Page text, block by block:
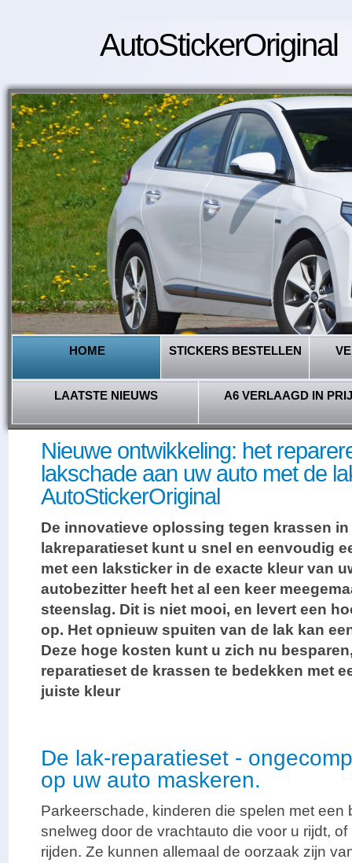
AutoStickerOriginal
HOME STICKERS BESTELLEN
LAATSTE NIEUWS A6 VERLAAGD IN
Nieuwe ontwikkeling: het
lakschade aan uw auto met de
AutoStickerOriginal
De innovatieve oplossing tegen krassen in
lakreparatieset kunt u snel en eenvoudig
met een laksticker in de exacte kleur van
autobezitter heeft het al een keer
steenslag. Dit is niet mooi, en levert een
op. Het opnieuw spuiten van de lak kan
Deze hoge kosten kunt u zich nu
reparatieset de krassen te bedekken met
juiste kleur
De lak-reparatieset -
op uw auto maskeren.
Parkeerschade, kinderen die spelen met een
snelweg door de vrachtauto die voor u rijdt,
rijden. Ze kunnen allemaal de oorzaak zijn